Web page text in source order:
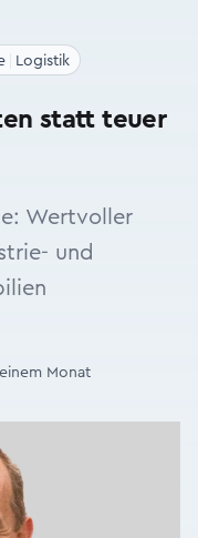
Logistik
statt teuer
Wertvoller
und
Monat